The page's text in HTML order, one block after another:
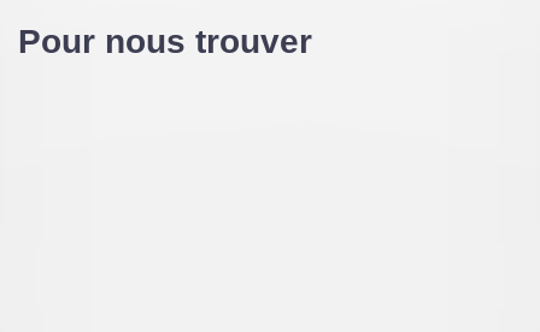
Pour nous trouver